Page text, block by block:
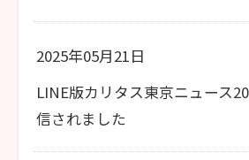
2025年05月21日
LINE版カリタス東京ニュース
信されました